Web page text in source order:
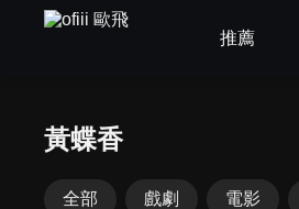
推薦
黃蝶香
全部 戲劇 電影